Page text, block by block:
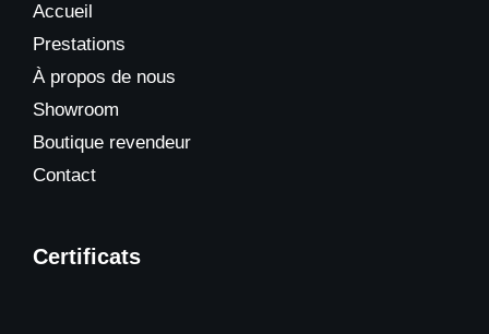
Accueil
Prestations
À propos de nous
Showroom
Boutique revendeur
Contact
Certificats